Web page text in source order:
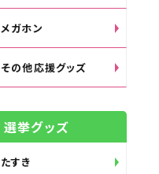
メガホン
その他応援グッズ
選挙グッズ
たすき